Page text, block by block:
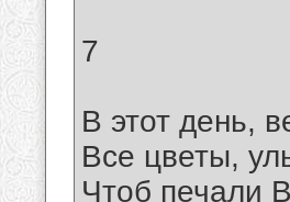
7
В этот день,
Все цветы,
Чтоб печали